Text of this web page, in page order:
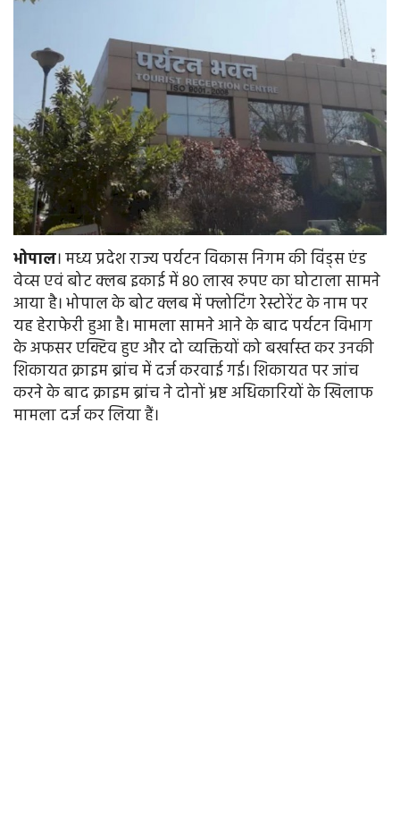
भोपाल। मध्य प्रदेश राज्य पर्यटन विकास निगम की विंड्स एंड
वेव्स एवं बोट क्लब इकाई में 80 लाख रुपए का घोटाला सामने
आया है। भोपाल के बोट क्लब में फ्लोटिंग रेस्टोरेंट के नाम पर
यह हेराफेरी हुआ है। मामला सामने आने के बाद पर्यटन विभाग
के अफसर एक्टिव हुए और दो व्यक्तियों को बर्खास्त कर उनकी
शिकायत क्राइम ब्रांच में दर्ज करवाई गई। शिकायत पर जांच
करने के बाद क्राइम ब्रांच ने दोनों भ्रष्ट अधिकारियों के खिलाफ
मामला दर्ज कर लिया हैं।